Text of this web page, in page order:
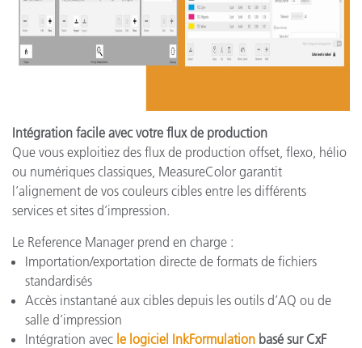
Intégration facile avec votre flux de production
Que vous exploitiez des flux de production offset, flexo, hélio
ou numériques classiques, MeasureColor garantit
l’alignement de vos couleurs cibles entre les différents
services et sites d’impression.
Le Reference Manager prend en charge :
Importation/exportation directe de formats de fichiers
standardisés
Accès instantané aux cibles depuis les outils d’AQ ou de
salle d’impression
Intégration avec le logiciel InkFormulation basé sur CxF